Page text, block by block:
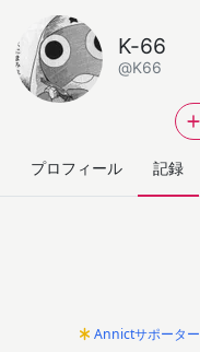
K-66
@K66
プロフィール 記録
Annictサポーター